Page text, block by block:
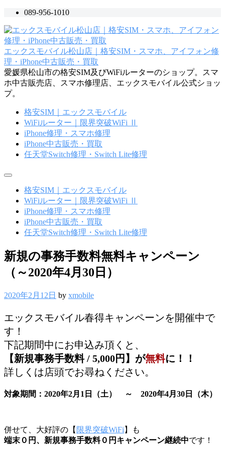
テ
ン
ツ
へ
ス
キ
ッ
089-956-1010
エックスモバイル松山店｜格安SIM・スマホ、アイフォン修
理・iPhone中古販売・買取
愛媛県松山市の格安SIM及びWiFiルーターのショップ。スマ
ホ中古販売店、スマホ修理店、エックスモバイル公式ショッ
プ。
格安SIM｜エックスモバイル
WiFiルーター｜限界突破WiFi Ⅱ
iPhone修理・スマホ修理
iPhone中古販売・買取
任天堂Switch修理・Switch Lite修理
メ
格安SIM｜エックスモバイル
WiFiルーター｜限界突破WiFi Ⅱ
iPhone修理・スマホ修理
iPhone中古販売・買取
任天堂Switch修理・Switch Lite修理
新規の事務手数料無料キャンペーン
（～2020年4月30日）
2020年2月12日 by xmobile
エックスモバイル春得キャンペーンを開催中で
す！
下記期間中にお申込み頂くと、
【新規事務手数料 / 5,000円】が無料に！！
詳しくは店頭でお尋ねください。
対象期間：2020年2月1日（土） ～ 2020年4月30日（木）
併せて、大好評の【 限界突破WiFi 】も
端末０円、新規事務手数料０円キャンペーン継続中です！